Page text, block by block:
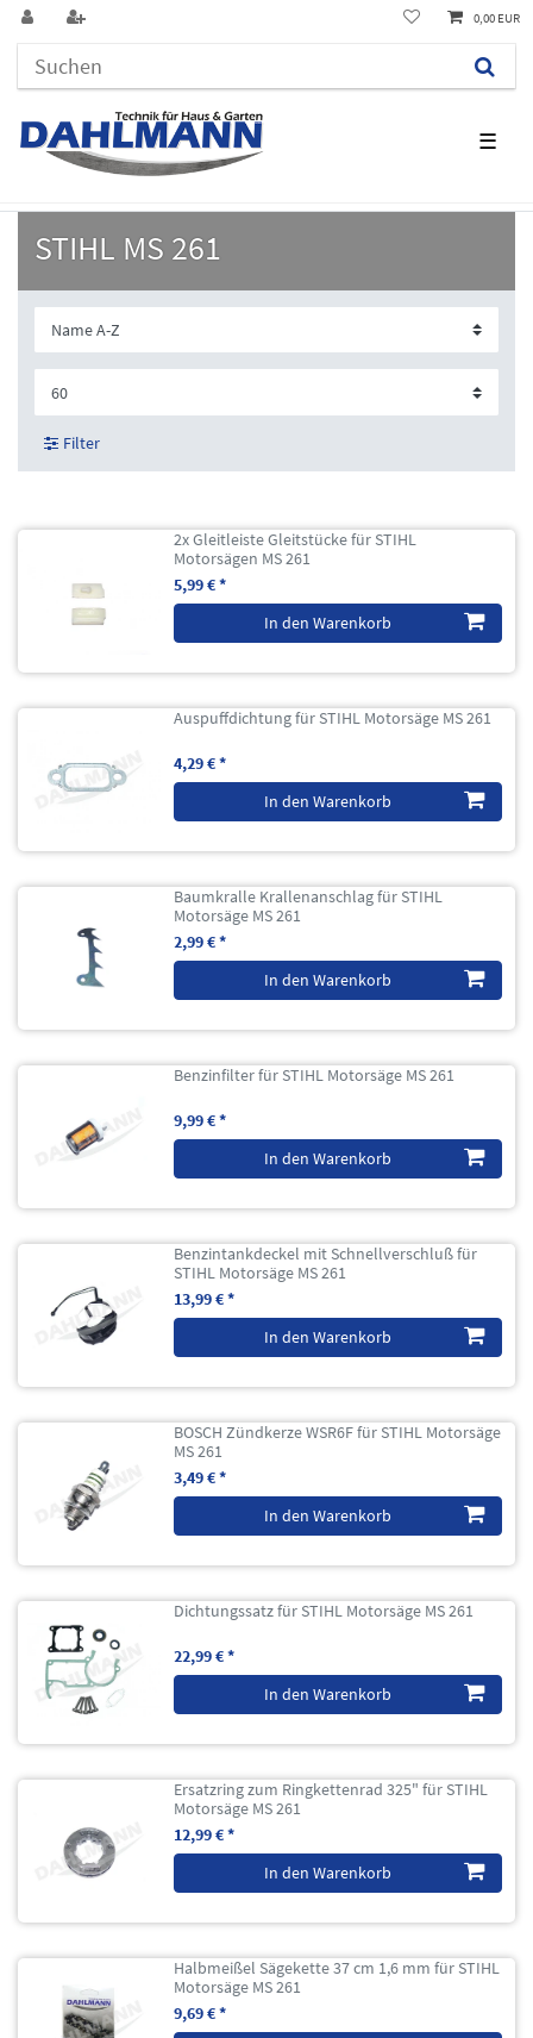
☰
0,00 EUR
STIHL MS 261
Filter
2x Gleitleiste Gleitstücke für STIHL
Motorsägen MS 261
5,99 € *
In den Warenkorb
Auspuffdichtung für STIHL Motorsäge MS 261
4,29 € *
In den Warenkorb
Baumkralle Krallenanschlag für STIHL
Motorsäge MS 261
2,99 € *
In den Warenkorb
Benzinfilter für STIHL Motorsäge MS 261
9,99 € *
In den Warenkorb
Benzintankdeckel mit Schnellverschluß für
STIHL Motorsäge MS 261
13,99 € *
In den Warenkorb
BOSCH Zündkerze WSR6F für STIHL Motorsäge
MS 261
3,49 € *
In den Warenkorb
Dichtungssatz für STIHL Motorsäge MS 261
22,99 € *
In den Warenkorb
Ersatzring zum Ringkettenrad 325" für STIHL
Motorsäge MS 261
12,99 € *
In den Warenkorb
Halbmeißel Sägekette 37 cm 1,6 mm für STIHL
Motorsäge MS 261
9,69 € *